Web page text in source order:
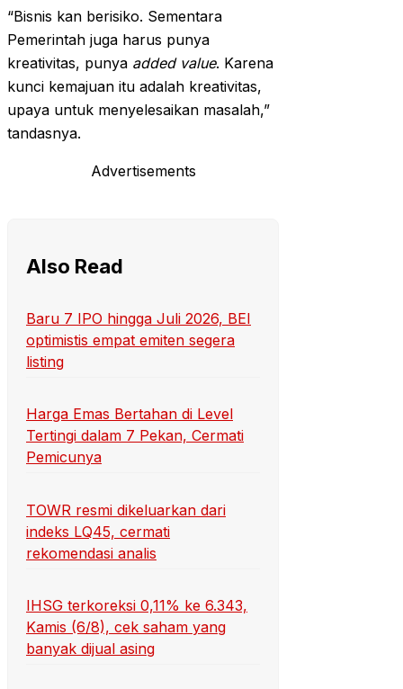
“Bisnis kan berisiko. Sementara
Pemerintah juga harus punya
kreativitas, punya added value. Karena
kunci kemajuan itu adalah kreativitas,
upaya untuk menyelesaikan masalah,”
tandasnya.
Advertisements
Also Read
Baru 7 IPO hingga Juli 2026, BEI
optimistis empat emiten segera
listing
Harga Emas Bertahan di Level
Tertingi dalam 7 Pekan, Cermati
Pemicunya
TOWR resmi dikeluarkan dari
indeks LQ45, cermati
rekomendasi analis
IHSG terkoreksi 0,11% ke 6.343,
Kamis (6/8), cek saham yang
banyak dijual asing